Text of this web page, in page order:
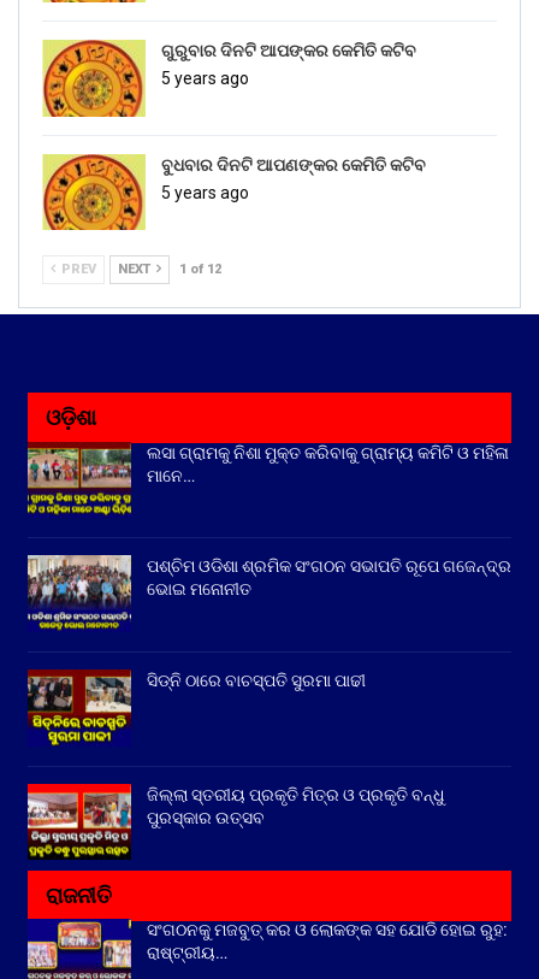
ଗୁରୁବାର ଦିନଟି ଆପଙ୍କର କେମିତି କଟିବ
5 years ago
ବୁଧବାର ଦିନଟି ଆପଣଙ୍କର କେମିତି କଟିବ
5 years ago
PREV NEXT 1 of 12
ଓଡ଼ିଶା
ଲସା ଗ୍ରାମକୁ ନିଶା ମୁକ୍ତ କରିବାକୁ ଗ୍ରାମ୍ୟ କମିଟି ଓ ମହିଳା
ମାନେ…
ପଶ୍ଚିମ ଓଡିଶା ଶ୍ରମିକ ସଂଗଠନ ସଭାପତି ରୂପେ ଗଜେନ୍ଦ୍ର
ଭୋଇ ମନୋନୀତ
ସିଡ୍‌ନି ଠାରେ ବାଚସ୍ପତି ସୁରମା ପାଢୀ
ଜିଲ୍ଲା ସ୍ତରୀୟ ପ୍ରକୃତି ମିତ୍ର ଓ ପ୍ରକୃତି ବନ୍ଧୁ
ପୁରସ୍କାର ଉତ୍ସବ
ରାଜନୀତି
ସଂଗଠନକୁ ମଜବୁତ୍ କର ଓ ଲୋକଙ୍କ ସହ ଯୋଡି ହୋଇ ରୁହ:
ରାଷ୍ଟ୍ରୀୟ…